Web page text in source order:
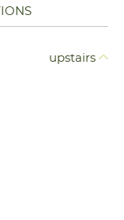
upstairs